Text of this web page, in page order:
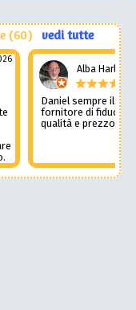
(60) vedi tutte
Alba Harley
Daniel sempre il
fornitore di fiducia
qualità e prezzo